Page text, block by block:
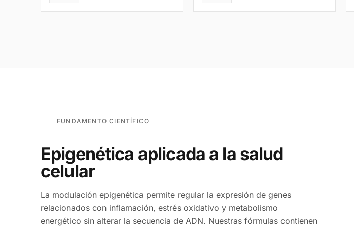
FUNDAMENTO CIENTÍFICO
Epigenética aplicada a la salud
celular
La modulación epigenética permite regular la expresión de genes
relacionados con inflamación, estrés oxidativo y metabolismo
energético sin alterar la secuencia de ADN. Nuestras fórmulas contienen